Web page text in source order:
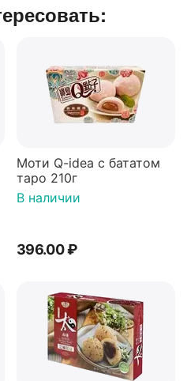
Моти Q-idea с бататом
таро 210г
В наличии
396.00₽